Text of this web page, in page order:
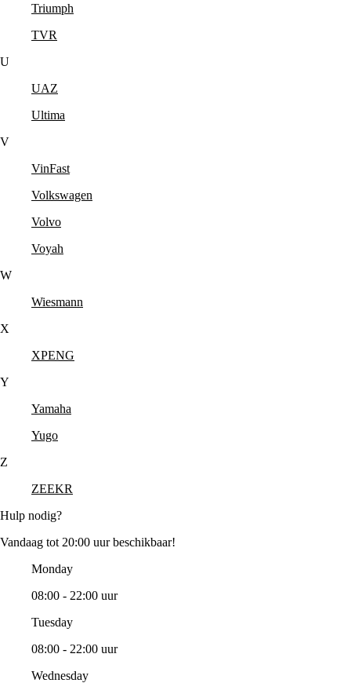
Triumph
TVR
U
UAZ
Ultima
V
VinFast
Volkswagen
Volvo
Voyah
W
Wiesmann
X
XPENG
Y
Yamaha
Yugo
Z
ZEEKR
Hulp nodig?
Vandaag tot 20:00 uur beschikbaar!
Monday
08:00 - 22:00 uur
Tuesday
08:00 - 22:00 uur
Wednesday